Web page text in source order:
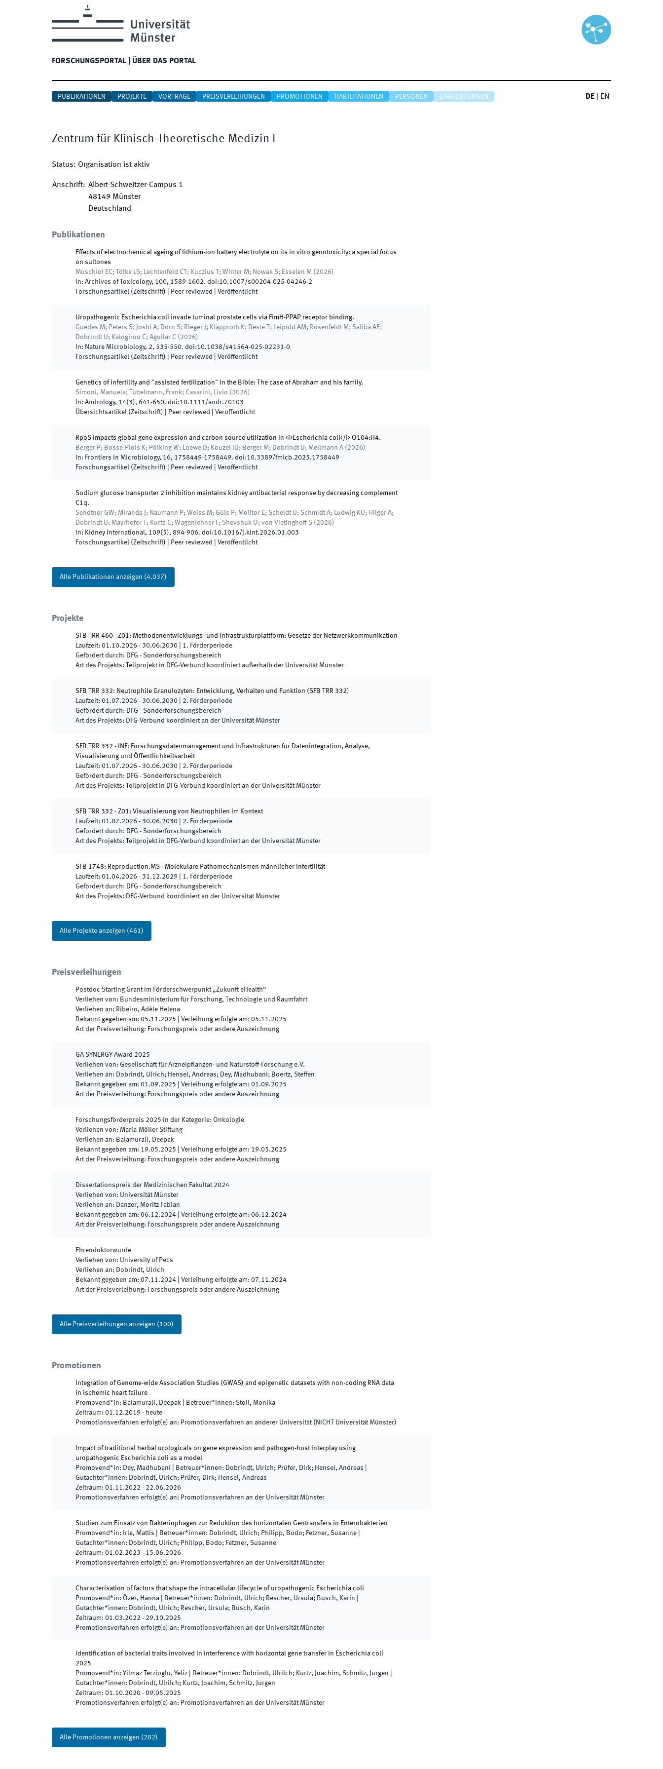
FORSCHUNGSPORTAL ÜBER DAS PORTAL
PUBLIKATIONEN PROJEKTE VORTRÄGE PREISVERLEIHUNGEN PROMOTIONEN HABILITATIONEN PERSONEN EINRICHTUNGEN DE EN
Zentrum für Klinisch-Theoretische Medizin I
Status: Organisation ist aktiv
Anschrift: Albert-Schweitzer-Campus 1
48149 Münster
Deutschland
Publikationen
Effects of electrochemical ageing of lithium-ion battery electrolyte on its in vitro genotoxicity: a special focus
on sultones
Muschiol EC; Tölke LS; Lechtenfeld CT; Kuczius T; Winter M; Nowak S; Esselen M ( 2026)
In: Archives of Toxicology, 100, 1589-1602. doi:10.1007/s00204-025-04246-2
Forschungsartikel (Zeitschrift) | Peer reviewed Veröffentlicht
Uropathogenic Escherichia coli invade luminal prostate cells via FimH-PPAP receptor binding.
Guedes M; Peters S; Joshi A; Dorn S; Rieger J; Klapproth K; Beste T; Leipold AM; Rosenfeldt M; Saliba AE;
Dobrindt U; Kalogirou C; Aguilar C ( 2026)
In: Nature Microbiology, 2, 535-550. doi:10.1038/s41564-025-02231-0
Forschungsartikel (Zeitschrift) | Peer reviewed Veröffentlicht
Genetics of infertility and "assisted fertilization" in the Bible: The case of Abraham and his family.
Simoni, Manuela; Tüttelmann, Frank; Casarini, Livio ( 2026)
In: Andrology, 14(3), 641-650. doi:10.1111/andr.70103
Übersichtsartikel (Zeitschrift) | Peer reviewed Veröffentlicht
RpoS impacts global gene expression and carbon source utilization in <i>Escherichia coli</i> O104:H4.
Berger P; Bosse-Plois K; Pölking W; Loewe D; Kouzel IU; Berger M; Dobrindt U; Mellmann A ( 2026)
In: Frontiers in Microbiology, 16, 1758449-1758449. doi:10.3389/fmicb.2025.1758449
Forschungsartikel (Zeitschrift) | Peer reviewed Veröffentlicht
Sodium glucose transporter 2 inhibition maintains kidney antibacterial response by decreasing complement
C1q.
Sendtner GW; Miranda J; Naumann P; Weiss M; Güls P; Molitor E; Scheidt U; Schmidt A; Ludwig KU; Hilger A;
Dobrindt U; Mayrhofer T; Kurts C; Wagenlehner F; Shevshuk O; von Vietinghoff S ( 2026)
In: Kidney International, 109(5), 894-906. doi:10.1016/j.kint.2026.01.003
Forschungsartikel (Zeitschrift) | Peer reviewed Veröffentlicht
Alle Publikationen anzeigen (4.037)
Projekte
SFB TRR 460 - Z01: Methodenentwicklungs- und Infrastrukturplattform: Gesetze der Netzwerkkommunikation
Laufzeit: 01.10.2026 - 30.06.2030 1. Förderperiode
Gefördert durch: DFG - Sonderforschungsbereich
Art des Projekts: Teilprojekt in DFG-Verbund koordiniert außerhalb der Universität Münster
SFB TRR 332: Neutrophile Granulozyten: Entwicklung, Verhalten und Funktion (SFB TRR 332)
Laufzeit: 01.07.2026 - 30.06.2030 2. Förderperiode
Gefördert durch: DFG - Sonderforschungsbereich
Art des Projekts: DFG-Verbund koordiniert an der Universität Münster
SFB TRR 332 - INF: Forschungsdatenmanagement und Infrastrukturen für Datenintegration, Analyse,
Visualisierung und Öffentlichkeitsarbeit
Laufzeit: 01.07.2026 - 30.06.2030 2. Förderperiode
Gefördert durch: DFG - Sonderforschungsbereich
Art des Projekts: Teilprojekt in DFG-Verbund koordiniert an der Universität Münster
SFB TRR 332 - Z01: Visualisierung von Neutrophilen im Kontext
Laufzeit: 01.07.2026 - 30.06.2030 2. Förderperiode
Gefördert durch: DFG - Sonderforschungsbereich
Art des Projekts: Teilprojekt in DFG-Verbund koordiniert an der Universität Münster
SFB 1748: Reproduction.MS - Molekulare Pathomechanismen männlicher Infertilität
Laufzeit: 01.04.2026 - 31.12.2029 1. Förderperiode
Gefördert durch: DFG - Sonderforschungsbereich
Art des Projekts: DFG-Verbund koordiniert an der Universität Münster
Alle Projekte anzeigen (461)
Preisverleihungen
Postdoc Starting Grant im Förderschwerpunkt „Zukunft eHealth“
Verliehen von: Bundesministerium für Forschung, Technologie und Raumfahrt
Verliehen an: Ribeiro, Adèle Helena
Bekannt gegeben am: 05.11.2025 Verleihung erfolgte am: 05.11.2025
Art der Preisverleihung: Forschungspreis oder andere Auszeichnung
GA SYNERGY Award 2025
Verliehen von: Gesellschaft für Arzneipflanzen- und Naturstoff-Forschung e.V.
Verliehen an: Dobrindt, Ulrich; Hensel, Andreas; Dey, Madhubani; Boertz, Steffen
Bekannt gegeben am: 01.09.2025 Verleihung erfolgte am: 01.09.2025
Art der Preisverleihung: Forschungspreis oder andere Auszeichnung
Forschungsförderpreis 2025 in der Kategorie: Onkologie
Verliehen von: Maria-Möller-Stiftung
Verliehen an: Balamurali, Deepak
Bekannt gegeben am: 19.05.2025 Verleihung erfolgte am: 19.05.2025
Art der Preisverleihung: Forschungspreis oder andere Auszeichnung
Dissertationspreis der Medizinischen Fakultät 2024
Verliehen von: Universität Münster
Verliehen an: Danzer, Moritz Fabian
Bekannt gegeben am: 06.12.2024 Verleihung erfolgte am: 06.12.2024
Art der Preisverleihung: Forschungspreis oder andere Auszeichnung
Ehrendoktorwürde
Verliehen von: University of Pecs
Verliehen an: Dobrindt, Ulrich
Bekannt gegeben am: 07.11.2024 Verleihung erfolgte am: 07.11.2024
Art der Preisverleihung: Forschungspreis oder andere Auszeichnung
Alle Preisverleihungen anzeigen (100)
Promotionen
Integration of Genome-wide Association Studies (GWAS) and epigenetic datasets with non-coding RNA data
in ischemic heart failure
Promovend*in: Balamurali, Deepak Betreuer*innen: Stoll, Monika
Zeitraum: 01.12.2019 - heute
Promotionsverfahren erfolgt(e) an: Promotionsverfahren an anderer Universität (NICHT Universität Münster)
Impact of traditional herbal urologicals on gene expression and pathogen-host interplay using
uropathogenic Escherichia coli as a model
Promovend*in: Dey, Madhubani Betreuer*innen: Dobrindt, Ulrich; Prüfer, Dirk; Hensel, Andreas
Gutachter*innen: Dobrindt, Ulrich; Prüfer, Dirk; Hensel, Andreas
Zeitraum: 01.11.2022 - 22.06.2026
Promotionsverfahren erfolgt(e) an: Promotionsverfahren an der Universität Münster
Studien zum Einsatz von Bakteriophagen zur Reduktion des horizontalen Gentransfers in Enterobakterien
Promovend*in: Irle, Mattis Betreuer*innen: Dobrindt, Ulrich; Philipp, Bodo; Fetzner, Susanne
Gutachter*innen: Dobrindt, Ulrich; Philipp, Bodo; Fetzner, Susanne
Zeitraum: 01.02.2023 - 15.06.2026
Promotionsverfahren erfolgt(e) an: Promotionsverfahren an der Universität Münster
Characterisation of factors that shape the intracellular lifecycle of uropathogenic Escherichia coli
Promovend*in: Özer, Hanna Betreuer*innen: Dobrindt, Ulrich; Rescher, Ursula; Busch, Karin
Gutachter*innen: Dobrindt, Ulrich; Rescher, Ursula; Busch, Karin
Zeitraum: 01.03.2022 - 29.10.2025
Promotionsverfahren erfolgt(e) an: Promotionsverfahren an der Universität Münster
Identification of bacterial traits involved in interference with horizontal gene transfer in Escherichia coli
2025
Promovend*in: Yilmaz Terzioglu, Yeliz Betreuer*innen: Dobrindt, Ulrilch; Kurtz, Joachim, Schmitz, Jürgen
Gutachter*innen: Dobrindt, Ulrilch; Kurtz, Joachim, Schmitz, Jürgen
Zeitraum: 01.10.2020 - 09.05.2025
Promotionsverfahren erfolgt(e) an: Promotionsverfahren an der Universität Münster
Alle Promotionen anzeigen (282)